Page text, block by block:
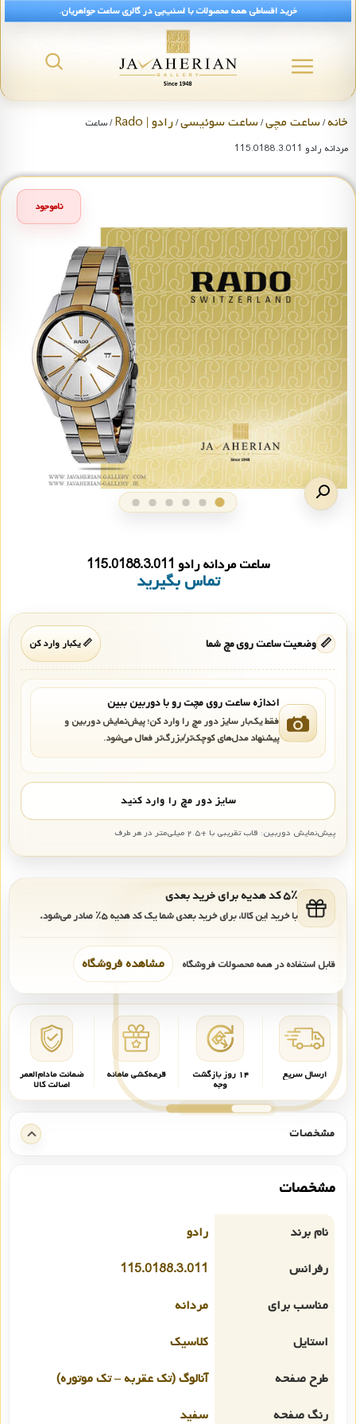
خرید اقساطی همه محصولات با اسنپ‌پی در گالری ساعت جواهریان.
خانه/ساعت مچی/ساعت سوئیسی/رادو | Rado
/ ساعت
مردانه رادو 115.0188.3.011
ناموجود
ساعت مردانه رادو 115.0188.3.011
تماس بگیرید
📏 وضعیت ساعت روی مچ شما 📏 یکبار وارد کن
اندازه ساعت روی مچت رو با دوربین ببین
فقط یک‌بار سایز دور مچ را وارد کن؛ پیش‌نمایش دوربین و
پیشنهاد مدل‌های کوچک‌تر/بزرگ‌تر فعال می‌شود.
سایز دور مچ را وارد کنید
پیش‌نمایش دوربین: قاب تقریبی با +۲.۵ میلی‌متر در هر طرف
۵٪ کد هدیه برای خرید بعدی
با خرید این کالا، برای خرید بعدی شما یک کد هدیه۵٪ صادر می‌شود.
قابل استفاده در همه محصولات فروشگاه مشاهده فروشگاه
ارسال سریع ۱۴ روز بازگشت
وجه
قرعه‌کشی ماهانه ضمانت مادام‌العمر
اصالت کالا
مشخصات
مشخصات
نام برند
رادو
رفرانس
115.0188.3.011
مناسب برای
مردانه
استایل
کلاسیک
طرح صفحه
آنالوگ (تک عقربه – تک موتوره)
رنگ صفحه
سفید